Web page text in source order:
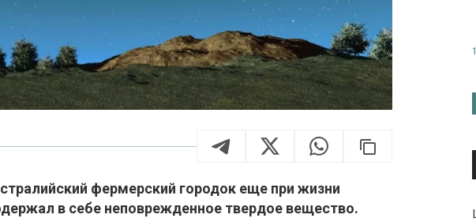
фермерский городок еще при жизни
в себе неповрежденное твердое вещество.